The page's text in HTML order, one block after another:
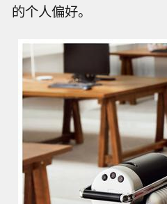
的个人偏好。